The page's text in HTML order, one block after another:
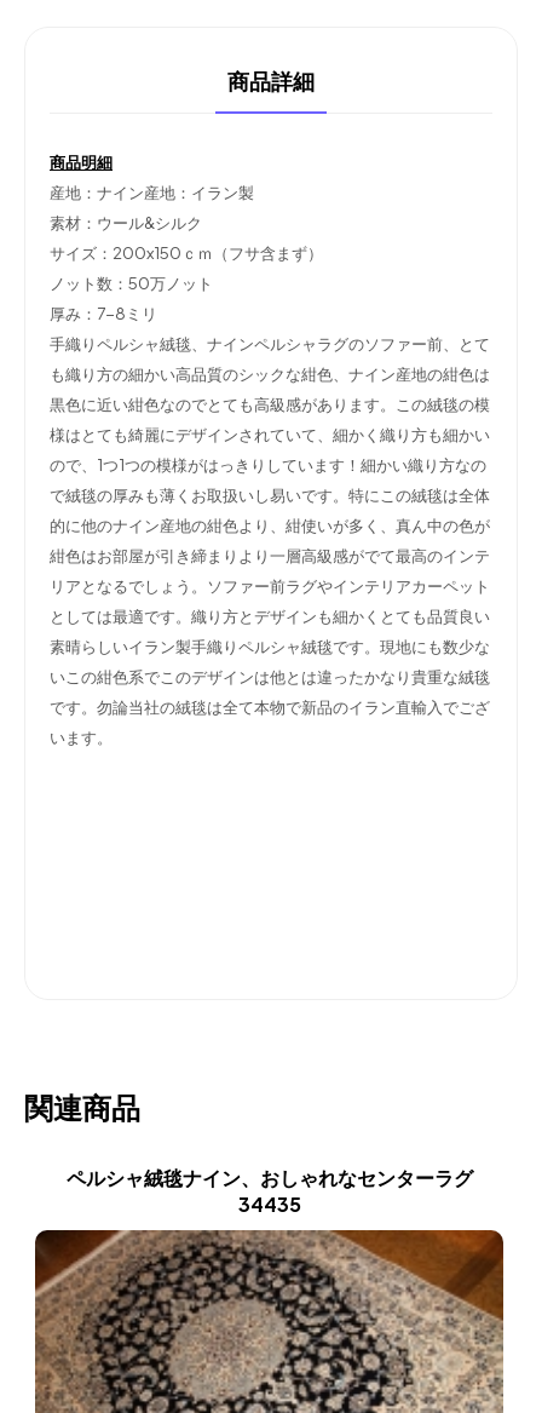
商品詳細
商品明細
産地：ナイン産地：イラン製
素材：ウール&シルク
サイズ：200x150ｃｍ（フサ含まず）
ノット数：50万ノット
厚み：7-8ミリ
手織りペルシャ絨毯、ナインペルシャラグのソファー前、とて
も織り方の細かい高品質のシックな紺色、ナイン産地の紺色は
黒色に近い紺色なのでとても高級感があります。この絨毯の模
様はとても綺麗にデザインされていて、細かく織り方も細かい
ので、1つ1つの模様がはっきりしています！細かい織り方なの
で絨毯の厚みも薄くお取扱いし易いです。特にこの絨毯は全体
的に他のナイン産地の紺色より、紺使いが多く、真ん中の色が
紺色はお部屋が引き締まりより一層高級感がでて最高のインテ
リアとなるでしょう。ソファー前ラグやインテリアカーペット
としては最適です。織り方とデザインも細かくとても品質良い
素晴らしいイラン製手織りペルシャ絨毯です。現地にも数少な
いこの紺色系でこのデザインは他とは違ったかなり貴重な絨毯
です。勿論当社の絨毯は全て本物で新品のイラン直輸入でござ
います。
関連商品
ペルシャ絨毯ナイン、おしゃれなセンターラグ
34435